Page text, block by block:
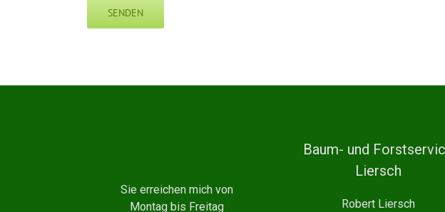
Sie erreichen mich von
Montag bis Freitag
Baum- und
Liersch
Robert Liersch